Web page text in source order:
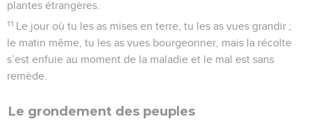
plantes étrangères.
11 Le jour où tu les as mises en terre, tu les as vues grandir ;
le matin même, tu les as vues bourgeonner, mais la récolte
s’est enfuie au moment de la maladie et le mal est sans
remède.
Le grondement des peuples